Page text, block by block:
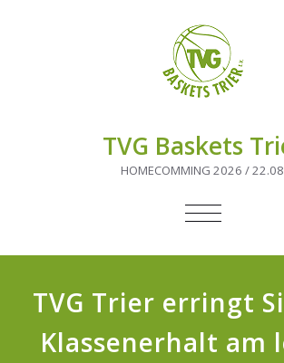
TVG Baskets
HOMECOMMING 2026 /
NAVIGATION
TVG Trier erringt
Klassenerhalt am